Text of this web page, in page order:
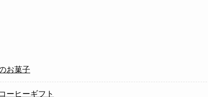
お菓子
ーヒーギフト